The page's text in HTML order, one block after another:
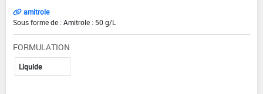
amitrole
Sous forme de : Amitrole : 50 g/L
FORMULATION
Liquide